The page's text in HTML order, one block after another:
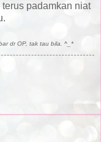
padamkan niat
dr OP, tak tau bila. ^_*